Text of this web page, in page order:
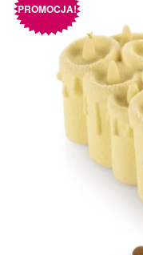
Tematyczne
Wyprzedaż
Nowości
Ozdoby na tort weselny
PROMOCJA!